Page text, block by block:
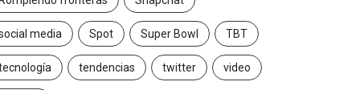
media Spot Super Bowl TBT
tendencias twitter video